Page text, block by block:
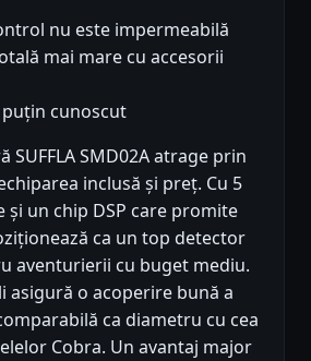
nu este impermeabilă
mai mare cu accesorii
cunoscut
SUFFLA SMD02A atrage prin
inclusă și preț. Cu 5
un chip DSP care promite
ca un top detector
aventurierii cu buget mediu.
asigură o acoperire bună a
ca diametru cu cea
Cobra. Un avantaj major